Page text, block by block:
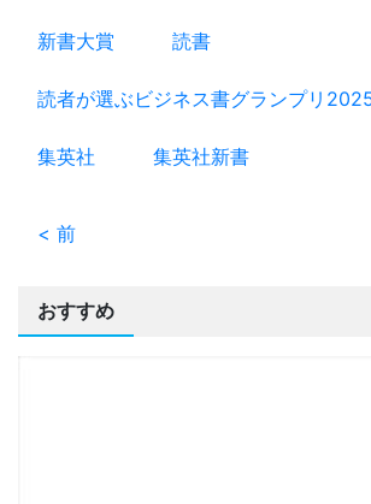
新書大賞 読書
読者が選ぶビジネス書グランプリ
集英社 集英社新書
< 前
おすすめ